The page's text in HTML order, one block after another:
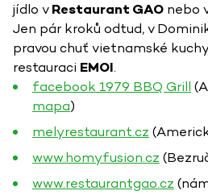
jídlo vRestaurant GAO nebo
Jen pár kroků odtud, v
pravou chuť vietnamské
restauraci EMOI.
facebook 1979 BBQ Grill
mapa)
melyrestaurant.cz
www.homyfusion.cz
www.restaurantgao.cz